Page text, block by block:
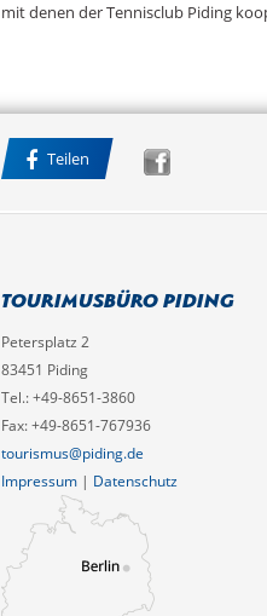
mit denen der Tennisclub Piding
Teilen
Tourimusbüro Piding
Petersplatz 2
83451 Piding
Tel.: +49-8651-3860
Fax: +49-8651-767936
tourismus@piding.de
Impressum | Datenschutz